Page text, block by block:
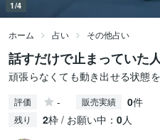
1/4
ホーム 占い その他占い
話すだけで止まっていた
頑張らなくても動き出せる状態
評価 - 販売実績 0件
残り 2枠 / お願い中： 0人